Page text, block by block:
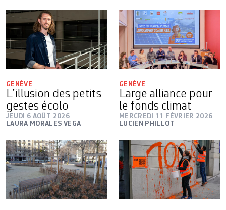
GENÈVE
L’illusion des petits
gestes écolo
JEUDI 6 AOÛT 2026
LAURA MORALES VEGA
GENÈVE
Large alliance pour
le fonds climat
MERCREDI 11 FÉVRIER 2026
LUCIEN PHILLOT